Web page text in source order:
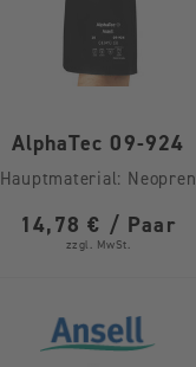
AlphaTec 09-924
Hauptmaterial: Neopren
14,78 € / Paar
zzgl. MwSt.